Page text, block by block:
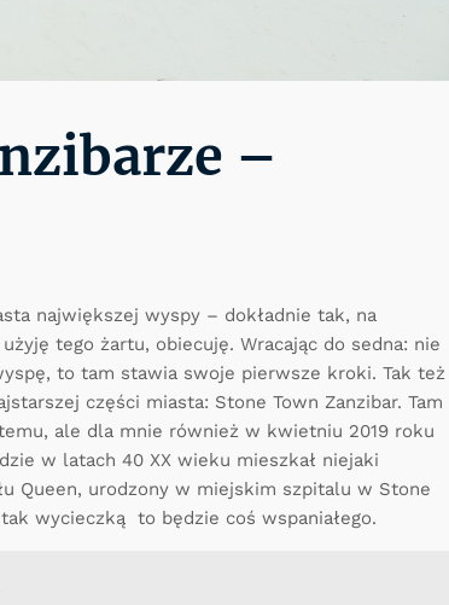
–
największej wyspy – dokładnie tak, na
tego żartu, obiecuję. Wracając do sedna: nie
to tam stawia swoje pierwsze kroki. Tak też
części miasta: Stone Town Zanzibar. Tam
ale dla mnie również w kwietniu 2019 roku
w latach 40 XX wieku mieszkał niejaki
Queen, urodzony w miejskim szpitalu w Stone
wycieczką to będzie coś wspaniałego.